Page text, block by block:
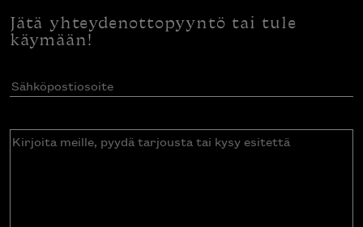
Jätä yhteydenottopyyntö tai tule
käymään!
Sähköpostiosoite(Pakollinen)
Kirjoita